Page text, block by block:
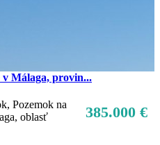
v Málaga, provin...
385.000 €
Pozemok na
oblasť